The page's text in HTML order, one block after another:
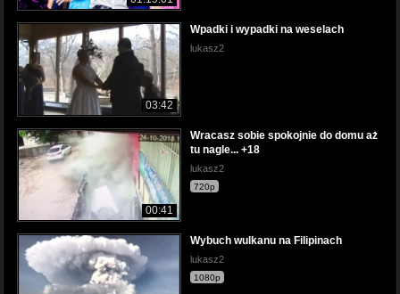
03:42
Wpadki i wypadki na weselach
lukasz2
00:41
Wracasz sobie spokojnie do domu aż
tu nagle... +18
lukasz2
720p
Wybuch wulkanu na Filipinach
lukasz2
1080p